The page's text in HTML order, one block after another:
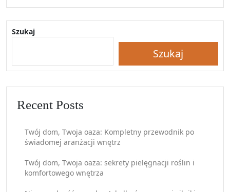
Szukaj
Szukaj
Recent Posts
Twój dom, Twoja oaza: Kompletny przewodnik po
świadomej aranżacji wnętrz
Twój dom, Twoja oaza: sekrety pielęgnacji roślin i
komfortowego wnętrza